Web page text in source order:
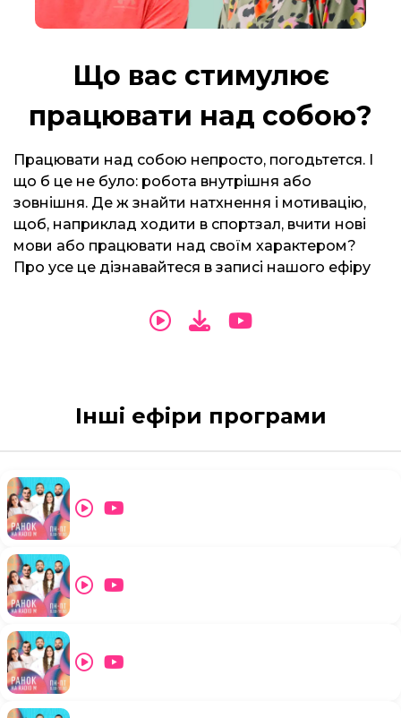
Що вас стимулює
працювати над собою?
Працювати над собою непросто, погодьтется. І
що б це не було: робота внутрішня або
зовнішня. Де ж знайти натхнення і мотивацію,
щоб, наприклад ходити в спортзал, вчити нові
мови або працювати над своїм характером?
Про усе це дізнавайтеся в записі нашого ефіру
Інші ефіри програми